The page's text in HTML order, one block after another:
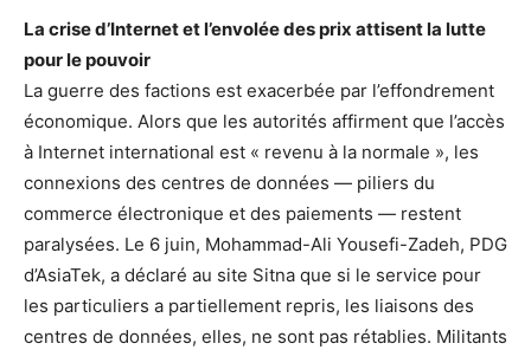
La crise d’Internet et l’envolée des prix attisent la lutte
pour le pouvoir
La guerre des factions est exacerbée par l’effondrement
économique. Alors que les autorités affirment que l’accès
à Internet international est « revenu à la normale », les
connexions des centres de données — piliers du
commerce électronique et des paiements — restent
paralysées. Le 6 juin, Mohammad-Ali Yousefi-Zadeh, PDG
d’AsiaTek, a déclaré au site Sitna que si le service pour
les particuliers a partiellement repris, les liaisons des
centres de données, elles, ne sont pas rétablies. Militants